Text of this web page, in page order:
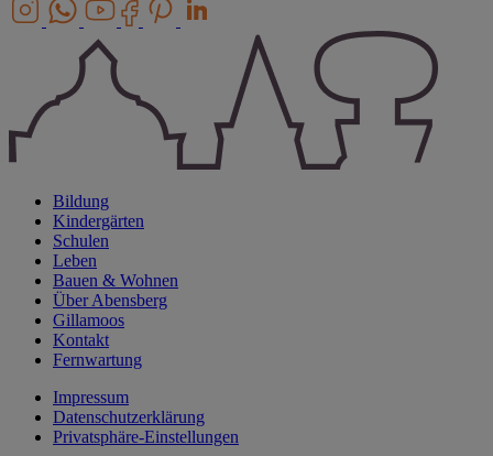
Bildung
Kindergärten
Schulen
Leben
Bauen & Wohnen
Über Abensberg
Gillamoos
Kontakt
Fernwartung
Impressum
Datenschutzerklärung
Privatsphäre-Einstellungen